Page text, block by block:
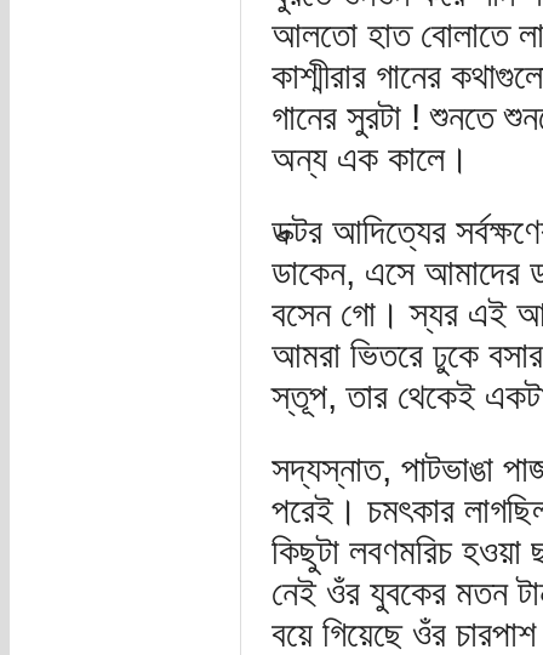
আলতো হাত বোলাতে
কাশ্মীরার গানের
গানের সুরটা ! শুনতে
অন্য এক কালে।
ডক্টর আদিত্যের
ডাকেন, এসে আমাদের
বসেন গো। স্যর এই
আমরা ভিতরে ঢুকে
স্তূপ, তার থেকেই
সদ্যস্নাত, পাটভাঙা
পরেই। চমৎকার
কিছুটা লবণমরিচ
নেই ওঁর যুবকের মতন
বয়ে গিয়েছে ওঁর